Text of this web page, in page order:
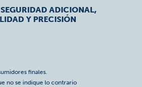
ADICIONAL,
Y PRECISIÓN
finales.
no se indique lo contrario